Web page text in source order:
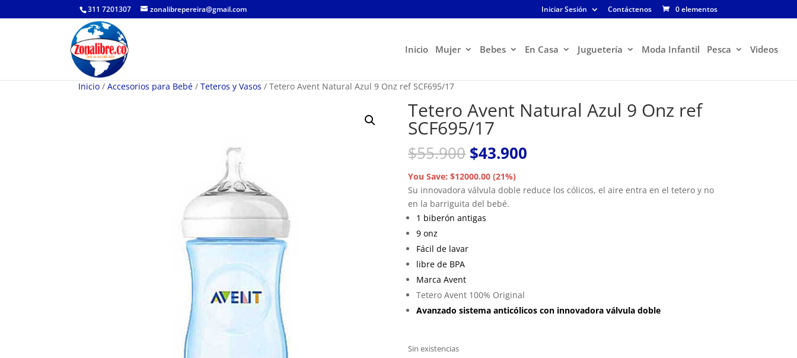
311 7201307 zonalibrepereira@gmail.com Iniciar Sesión Contáctenos 0 elementos
Inicio Mujer Bebes En Casa Juguetería Moda Infantil Pesca Videos
Inicio / Accesorios para Bebé / Teteros y Vasos / Tetero Avent Natural Azul 9 Onz ref SCF695/17
Tetero Avent Natural Azul 9 Onz ref
SCF695/17
$55.900 El
precio
original
era:
$55.900.
$43.900
es:
You Save: $12000.00 (21%)
Su innovadora válvula doble reduce los cólicos, el aire entra en el tetero y no
en la barriguita del bebé.
1 biberón antigas
9 onz
Fácil de lavar
libre de BPA
Marca Avent
Tetero Avent 100% Original
Avanzado sistema anticólicos con innovadora válvula doble
Sin existencias